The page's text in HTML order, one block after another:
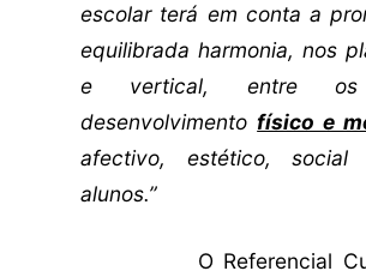
escolar terá em conta a
equilibrada harmonia, nos
e vertical, entre
desenvolvimentofísico e
afectivo, estético,
alunos.”
O Referencial